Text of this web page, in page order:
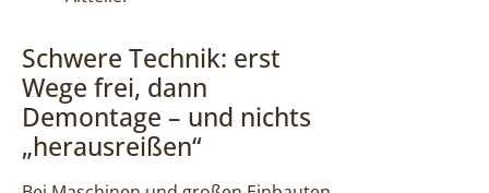
Schwere Technik: erst
Wege frei, dann
Demontage – und nichts
„herausreißen“